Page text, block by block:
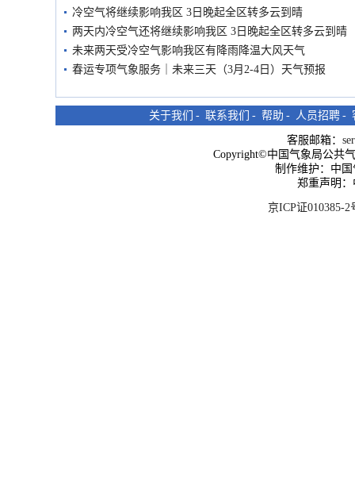
冷空气将继续影响我区 3日晚起全区转多云到晴
两天内冷空气还将继续影响我区 3日晚起全区转多云到晴
未来两天受冷空气影响我区有降雨降温大风天气
春运专项气象服务｜未来三天（3月2-4日）天气预报
关于我们 - 联系我们 - 帮助 - 人员招聘 -
客服邮箱：
Copyright©中国气象局公共
制作维护：中
郑重声明
京ICP证010385-2